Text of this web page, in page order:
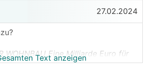
27.02.2024
WOHNBAU Eine Milliarde Euro für
Wohnbau
Text anzeigen